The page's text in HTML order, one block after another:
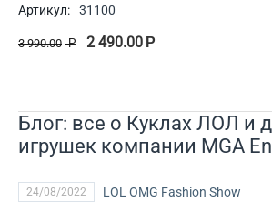
Артикул:
31100
3 990.00 Р 2 490.00 Р
Блог: все о Куклах ЛОЛ и
игрушек компании MGA
24/08/2022 LOL OMG Fashion Show